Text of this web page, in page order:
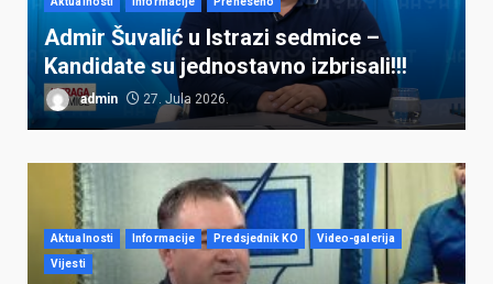
Admir Šuvalić u Istrazi sedmice –
Kandidate su jednostavno izbrisali!!!
admin 27. Jula 2026.
Aktualnosti Informacije Predsjednik KO Video-galerija
Vijesti